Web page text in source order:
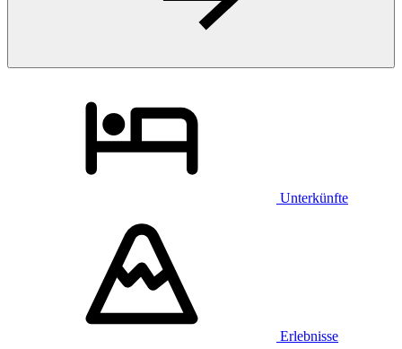
Unterkünfte
Erlebnisse